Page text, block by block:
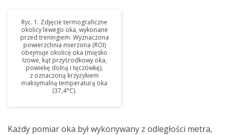
Ryc. 1. Zdjęcie termograficzne
okolicy lewego oka, wykonane
przed treningiem. Wyznaczona
powierzchnia mierzona (ROI)
obejmuje okolicę oka (mięsko
łzowe, kąt przyśrodkowy oka,
powiekę dolną i tęczówkę),
z oznaczoną krzyżykiem
maksymalną temperaturą oka
(37,4°C).
Każdy pomiar oka był wykonywany z odległości metra,